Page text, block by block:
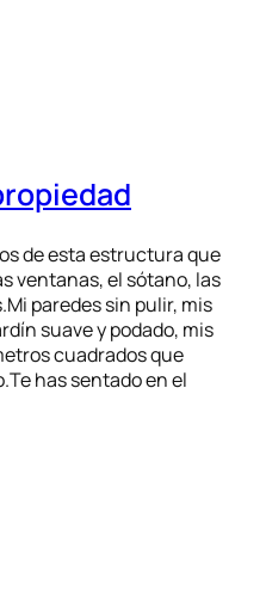
de esta estructura que
ventanas, el sótano, las
paredes sin pulir, mis
suave y podado, mis
cuadrados que
has sentado en el